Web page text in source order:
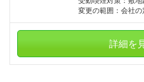
変更の範囲：会社
詳細を